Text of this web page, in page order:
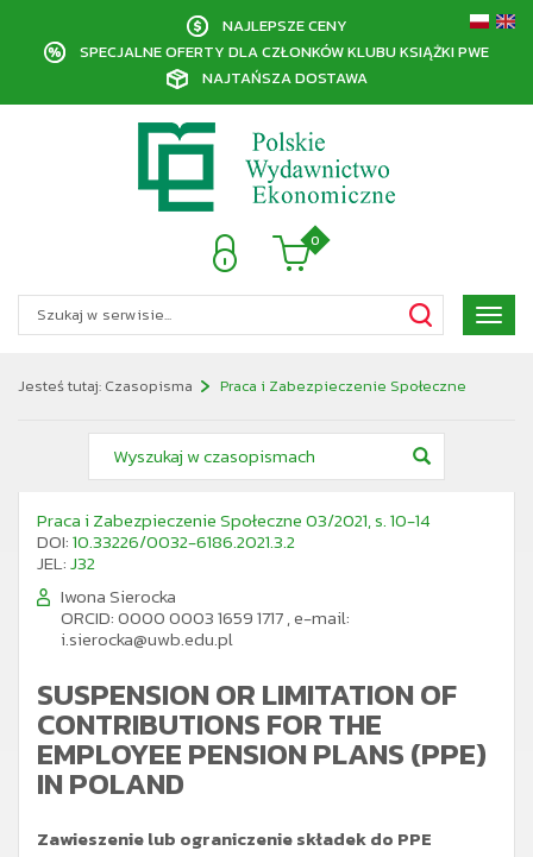
NAJLEPSZE CENY
SPECJALNE OFERTY DLA CZŁONKÓW KLUBU KSIĄŻKI PWE
NAJTAŃSZA DOSTAWA
0
Pokaż
menu
Jesteś tutaj: Czasopisma Praca i Zabezpieczenie Społeczne
Praca i Zabezpieczenie Społeczne 03/2021, s. 10-14
DOI:10.33226/0032-6186.2021.3.2
JEL:J32
Iwona Sierocka
ORCID: 0000 0003 1659 1717,e-mail:
i.sierocka@uwb.edu.pl
SUSPENSION OR LIMITATION OF
CONTRIBUTIONS FOR THE
EMPLOYEE PENSION PLANS (PPE)
IN POLAND
Zawieszenie lub ograniczenie składek do PPE